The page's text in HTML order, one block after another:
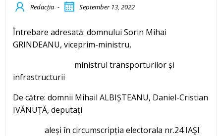
Redacția - September 13, 2022
Întrebare adresată: domnului Sorin Mihai
GRINDEANU, viceprim-ministru,
ministrul transporturilor și
infrastructurii
De către: domnii Mihail ALBIȘTEANU, Daniel-Cristian
IVĂNUȚĂ, deputați
aleși în circumscripția electorala nr.24 IAŞI